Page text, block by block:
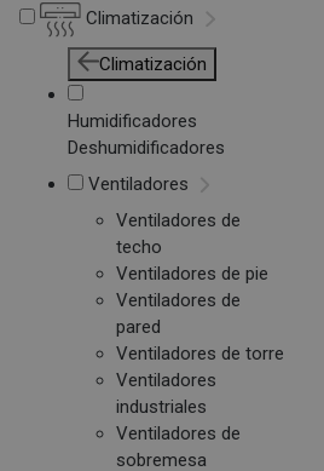
Climatización
Climatización
Humidificadores
Deshumidificadores
Ventiladores
Ventiladores de
techo
Ventiladores de pie
Ventiladores de
pared
Ventiladores de torre
Ventiladores
industriales
Ventiladores de
sobremesa